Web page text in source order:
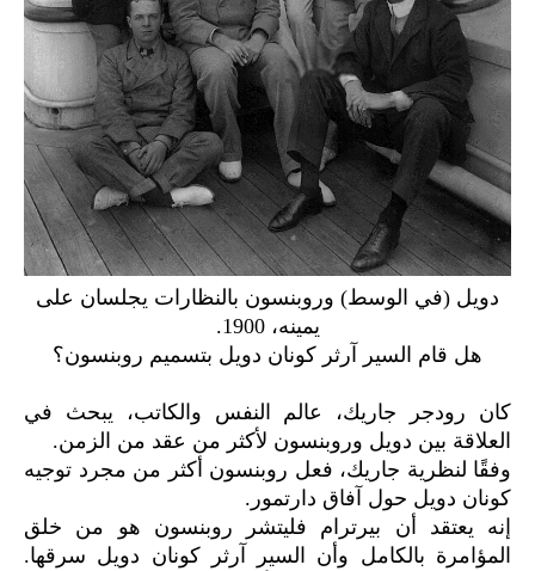
دويل (في الوسط) وروبنسون بالنظارات يجلسان على
يمينه، 1900.
هل قام السير آرثر كونان دويل بتسميم روبنسون؟
كان رودجر جاريك، عالم النفس والكاتب، يبحث في
العلاقة بين دويل وروبنسون لأكثر من عقد من الزمن.
وفقًا لنظرية جاريك، فعل روبنسون أكثر من مجرد توجيه
كونان دويل حول آفاق دارتمور.
إنه يعتقد أن بيرترام فليتشر روبنسون هو من خلق
المؤامرة بالكامل وأن السير آرثر كونان دويل سرقها.